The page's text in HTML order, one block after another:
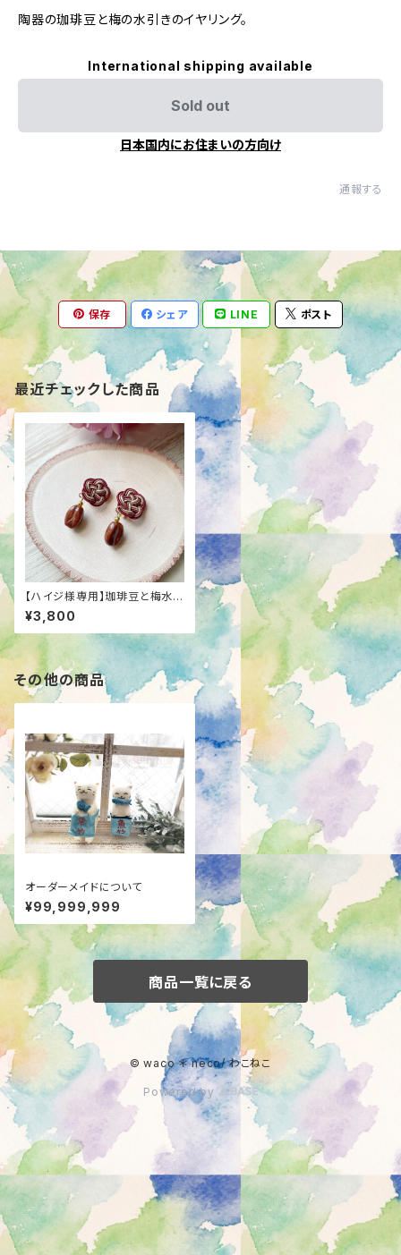
陶器の珈琲豆と梅の水引きのイヤリング。
International shipping available
Sold out
日本国内にお住まいの方向け
通報する
保存 シェア LINE ポスト
最近チェックした商品
【ハイジ様専用】珈琲豆と梅水引
きのイヤリング
¥3,800
その他の商品
オーダーメイドについて
¥99,999,999
商品一覧に戻る
© waco ＊ neco/ わこねこ
Powered by